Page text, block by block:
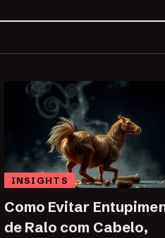
INSIGHTS
Como Evitar
de Ralo com Cabelo,